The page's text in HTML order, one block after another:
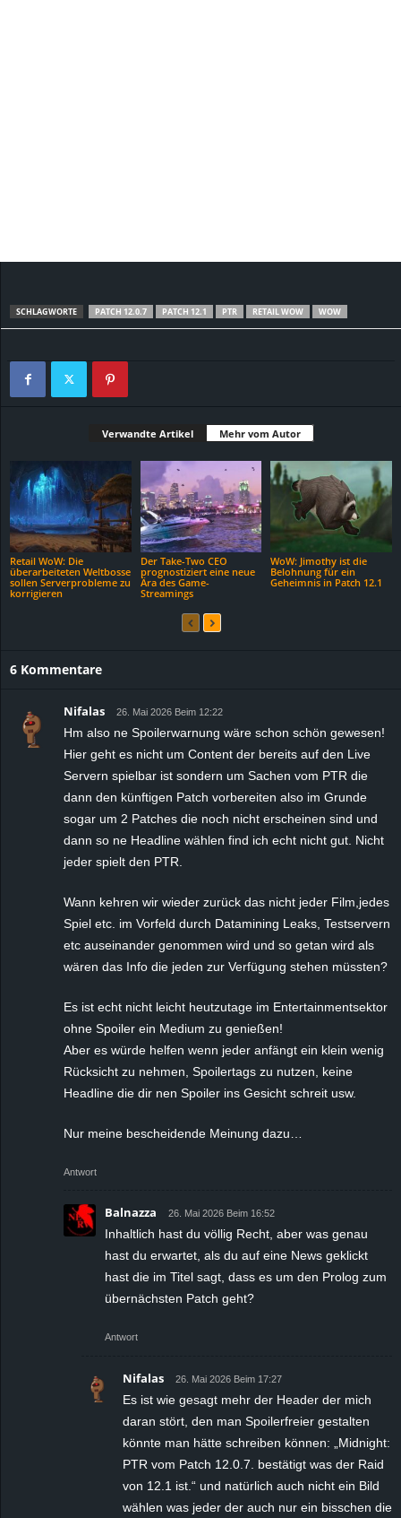
SCHLAGWORTE PATCH 12.0.7 PATCH 12.1 PTR RETAIL WOW WOW
Verwandte Artikel Mehr vom Autor
Retail WoW: Die
überarbeiteten Weltbosse
sollen Serverprobleme zu
korrigieren
Der Take-Two CEO
prognostiziert eine neue
Ära des Game-
Streamings
WoW: Jimothy ist die
Belohnung für ein
Geheimnis in Patch 12.1
6 Kommentare
Nifalas 26. Mai 2026 Beim 12:22
Hm also ne Spoilerwarnung wäre schon schön gewesen!
Hier geht es nicht um Content der bereits auf den Live
Servern spielbar ist sondern um Sachen vom PTR die
dann den künftigen Patch vorbereiten also im Grunde
sogar um 2 Patches die noch nicht erscheinen sind und
dann so ne Headline wählen find ich echt nicht gut. Nicht
jeder spielt den PTR.
Wann kehren wir wieder zurück das nicht jeder Film,jedes
Spiel etc. im Vorfeld durch Datamining Leaks, Testservern
etc auseinander genommen wird und so getan wird als
wären das Info die jeden zur Verfügung stehen müssten?
Es ist echt nicht leicht heutzutage im Entertainmentsektor
ohne Spoiler ein Medium zu genießen!
Aber es würde helfen wenn jeder anfängt ein klein wenig
Rücksicht zu nehmen, Spoilertags zu nutzen, keine
Headline die dir nen Spoiler ins Gesicht schreit usw.
Nur meine bescheidende Meinung dazu…
Antwort
Balnazza 26. Mai 2026 Beim 16:52
Inhaltlich hast du völlig Recht, aber was genau
hast du erwartet, als du auf eine News geklickt
hast die im Titel sagt, dass es um den Prolog zum
übernächsten Patch geht?
Antwort
Nifalas 26. Mai 2026 Beim 17:27
Es ist wie gesagt mehr der Header der mich
daran stört, den man Spoilerfreier gestalten
könnte man hätte schreiben können: „Midnight:
PTR vom Patch 12.0.7. bestätigt was der Raid
von 12.1 ist.“ und natürlich auch nicht ein Bild
wählen was jeder der auch nur ein bisschen die